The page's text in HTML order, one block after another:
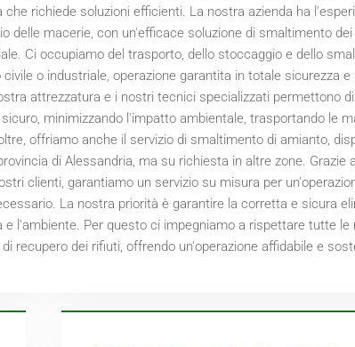
che richiede soluzioni efficienti. La nostra azienda ha
delle macerie, con un'efficace soluzione di smaltimento
Ci occupiamo del trasporto, dello stoccaggio e dello
civile o industriale, operazione garantita in totale sicurezza
attrezzatura e i nostri tecnici specializzati permettono
minimizzando l'impatto ambientale, trasportando le
offriamo anche il servizio di smaltimento di amianto,
di Alessandria, ma su richiesta in altre zone.
clienti, garantiamo un servizio su misura per
La nostra priorità è garantire la corretta e sicura
e l'ambiente. Per questo ci impegniamo a rispettare tutte
recupero dei rifiuti, offrendo un'operazione affidabile e